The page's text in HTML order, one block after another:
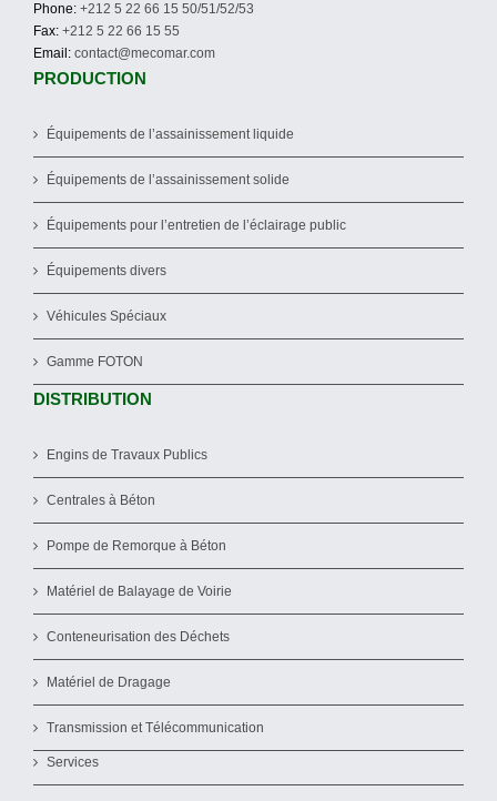
Phone: +212 5 22 66 15 50/51/52/53
Fax: +212 5 22 66 15 55
Email: contact@mecomar.com
PRODUCTION
Équipements de l’assainissement liquide
Équipements de l’assainissement solide
Équipements pour l’entretien de l’éclairage public
Équipements divers
Véhicules Spéciaux
Gamme FOTON
DISTRIBUTION
Engins de Travaux Publics
Centrales à Béton
Pompe de Remorque à Béton
Matériel de Balayage de Voirie
Conteneurisation des Déchets
Matériel de Dragage
Transmission et Télécommunication
Services